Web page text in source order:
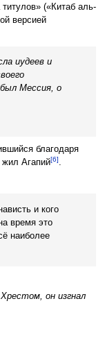
титулов» («Китаб аль-
версией
иудеев и
Мессия, о
благодаря
жил Агапий[6].
и кого
время это
наиболее
он изгнал